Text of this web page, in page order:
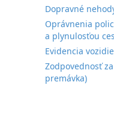
Dopravné
Oprávnenia
a plynulosťou
Evidencia
Zodpovednosť
premávka)